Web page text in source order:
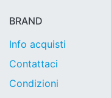
BRAND
Info acquisti
Contattaci
Condizioni